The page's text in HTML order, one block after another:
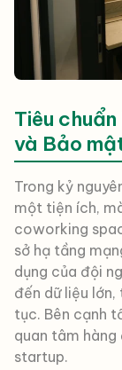
Tiêu
và Bảo
Trong kỷ
một tiện ích,
coworking
sở hạ tầng
dụng của đội
đến dữ liệu
tục. Bên cạnh
quan tâm
startup.